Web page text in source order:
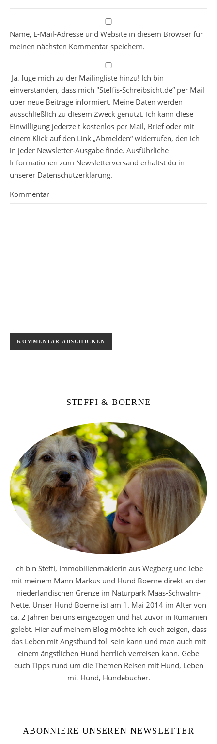
Name, E-Mail-Adresse und Website in diesem Browser für
meinen nächsten Kommentar speichern.
Ja, füge mich zu der Mailingliste hinzu! Ich bin
einverstanden, dass mich "Steffis-Schreibsicht.de“ per Mail
über neue Beiträge informiert. Meine Daten werden
ausschließlich zu diesem Zweck genutzt. Ich kann diese
Einwilligung jederzeit kostenlos per Mail, Brief oder mit
einem Klick auf den Link „Abmelden“ widerrufen, den ich
in jeder Newsletter-Ausgabe finde. Ausführliche
Informationen zum Newsletterversand erhältst du in
unserer Datenschutzerklärung.
Kommentar
STEFFI & BOERNE
Ich bin Steffi, Immobilienmaklerin aus Wegberg und lebe
mit meinem Mann Markus und Hund Boerne direkt an der
niederländischen Grenze im Naturpark Maas-Schwalm-
Nette. Unser Hund Boerne ist am 1. Mai 2014 im Alter von
ca. 2 Jahren bei uns eingezogen und hat zuvor in Rumänien
gelebt. Hier auf meinem Blog möchte ich euch zeigen, dass
das Leben mit Angsthund toll sein kann und man auch mit
einem ängstlichen Hund herrlich verreisen kann. Gebe
euch Tipps rund um die Themen Reisen mit Hund, Leben
mit Hund, Hundebücher.
ABONNIERE UNSEREN NEWSLETTER